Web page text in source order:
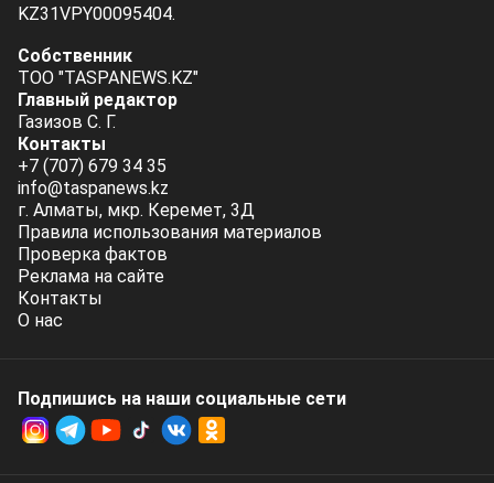
KZ31VPY00095404.
Собственник
ТОО "TASPANEWS.KZ"
Главный редактор
Газизов С. Г.
Контакты
+7 (707) 679 34 35
info@taspanews.kz
г. Алматы, мкр. Керемет, 3Д
Правила использования материалов
Проверка фактов
Реклама на сайте
Контакты
О нас
Подпишись на наши социальные cети